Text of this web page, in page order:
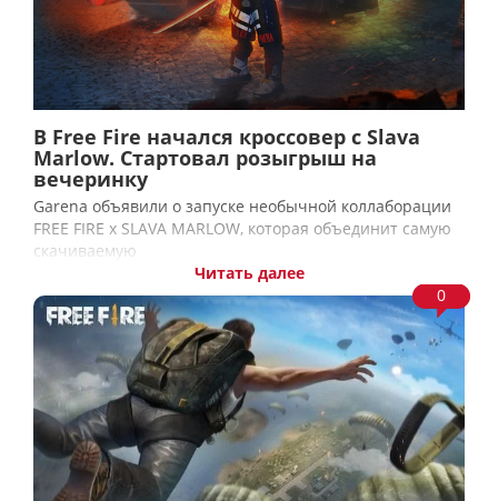
В Free Fire начался кроссовер с Slava
Marlow. Стартовал розыгрыш на
вечеринку
Garena объявили о запуске необычной коллаборации
FREE FIRE x SLAVA MARLOW, которая объединит самую
скачиваемую
Читать далее
0